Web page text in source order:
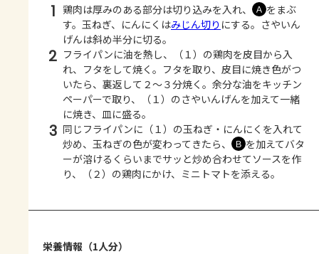
1 鶏肉は厚みのある部分は切り込みを入れ、 Ａ をまぶ
す。玉ねぎ、にんにくはみじん切り にする。さやいん
げんは斜め半分に切る。
2 フライパンに油を熱し、（１）の鶏肉を皮目から入
れ、フタをして焼く。フタを取り、皮目に焼き色がつ
いたら、裏返して２～３分焼く。余分な油をキッチン
ペーパーで取り、（１）のさやいんげんを加えて一緒
に焼き、皿に盛る。
3 同じフライパンに（１）の玉ねぎ・にんにくを入れて
炒め、玉ねぎの色が変わってきたら、
Ｂ を加えてバタ
ーが溶けるくらいまでサッと炒め合わせてソースを作
り、（２）の鶏肉にかけ、ミニトマトを添える。
栄養情報（1人分）